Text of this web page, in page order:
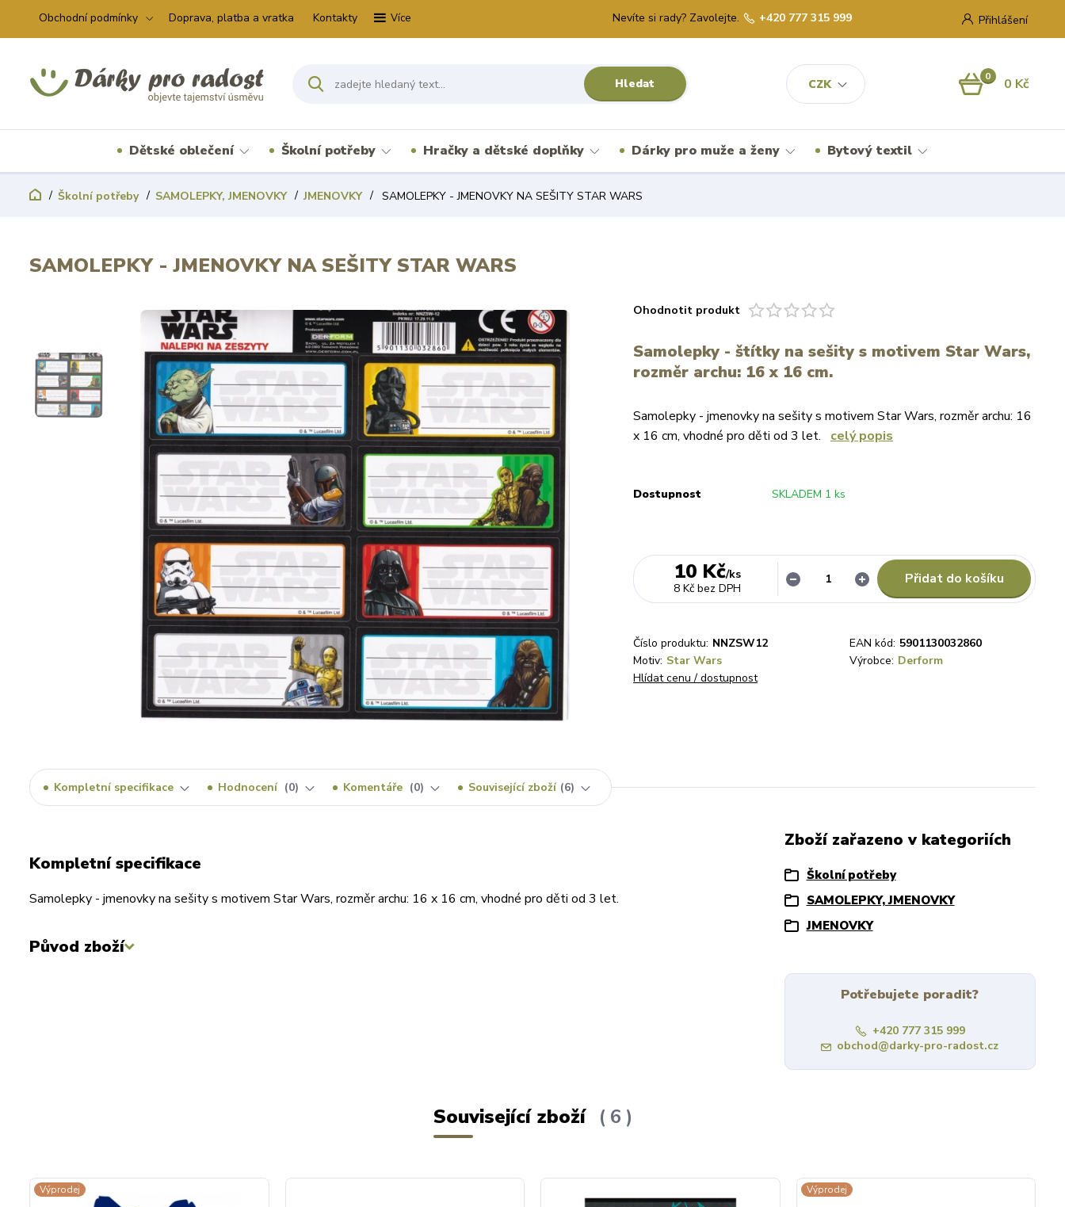
Obchodní podmínky Doprava, platba a vratka Kontakty Více
CZK
Přihlášení
Hledat
Nevíte si rady? Zavolejte. +420 777 315 999
0 0 Kč
Dětské oblečení Školní potřeby Hračky a dětské doplňky Dárky pro muže a ženy Bytový textil
Školní potřeby SAMOLEPKY, JMENOVKY JMENOVKY SAMOLEPKY - JMENOVKY NA SEŠITY STAR WARS
SAMOLEPKY - JMENOVKY NA SEŠITY STAR WARS
Ohodnotit produkt
Samolepky - štítky na sešity s motivem Star Wars,
rozměr archu: 16 x 16 cm.
Samolepky - jmenovky na sešity s motivem Star Wars, rozměr archu: 16
x 16 cm, vhodné pro děti od 3 let. celý popis
Dostupnost SKLADEM 1 ks
10 Kč/ks
8 Kč bez DPH
Přidat do košíku
Číslo produktu: NNZSW12 EAN kód: 5901130032860
Motiv: Star Wars Výrobce: Derform
Hlídat cenu / dostupnost
Kompletní specifikace Hodnocení 0 Komentáře 0 Související zboží 6
Kompletní specifikace
Samolepky - jmenovky na sešity s motivem Star Wars, rozměr archu: 16 x 16 cm, vhodné pro děti od 3 let.
Původ zboží
Zboží zařazeno v kategoriích
Školní potřeby
SAMOLEPKY, JMENOVKY
JMENOVKY
Potřebujete poradit?
+420 777 315 999
obchod@darky-pro-radost.cz
Související zboží 6
Výprodej Výprodej